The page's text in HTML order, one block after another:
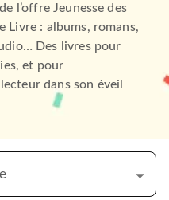
l’offre Jeunesse des
Livre : albums, romans,
Des livres pour
et pour
dans son éveil